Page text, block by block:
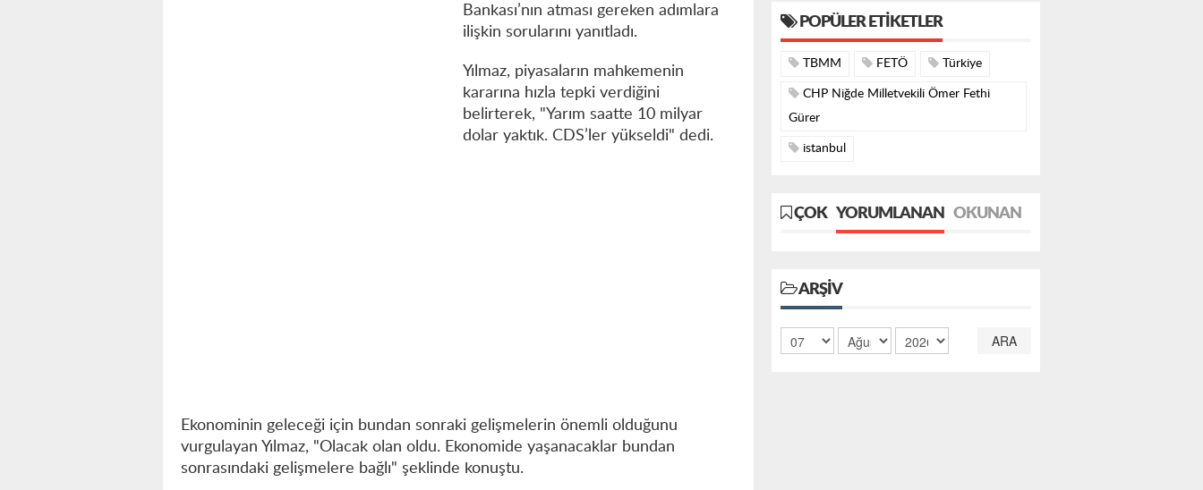
Bankası’nın atması gereken adımlara
ilişkin sorularını yanıtladı.
Yılmaz, piyasaların mahkemenin
kararına hızla tepki verdiğini
belirterek, "Yarım saatte 10 milyar
dolar yaktık. CDS’ler yükseldi" dedi.
Ekonominin geleceği için bundan sonraki gelişmelerin önemli olduğunu
vurgulayan Yılmaz, "Olacak olan oldu. Ekonomide yaşanacaklar bundan
sonrasındaki gelişmelere bağlı" şeklinde konuştu.
POPÜLER ETIKETLER
TBMM FETÖ Türkiye
CHP Niğde Milletvekili Ömer Fethi
Gürer
istanbul
ÇOK YORUMLANAN OKUNAN
ARŞIV
ARA